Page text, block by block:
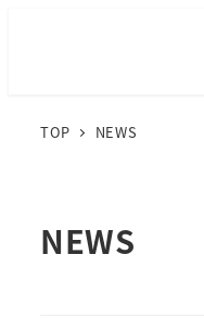
TOP NEWS
NEWS